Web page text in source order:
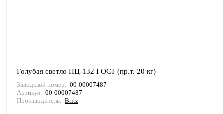
Голубая светло НЦ-132 ГОСТ (пр.т. 20 кг)
Заводской номер: 00-00007487
Артикул: 00-00007487
Производитель: Britz